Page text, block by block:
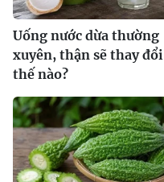
Uống nước dừa thường
xuyên, thận sẽ thay đổi
thế nào?